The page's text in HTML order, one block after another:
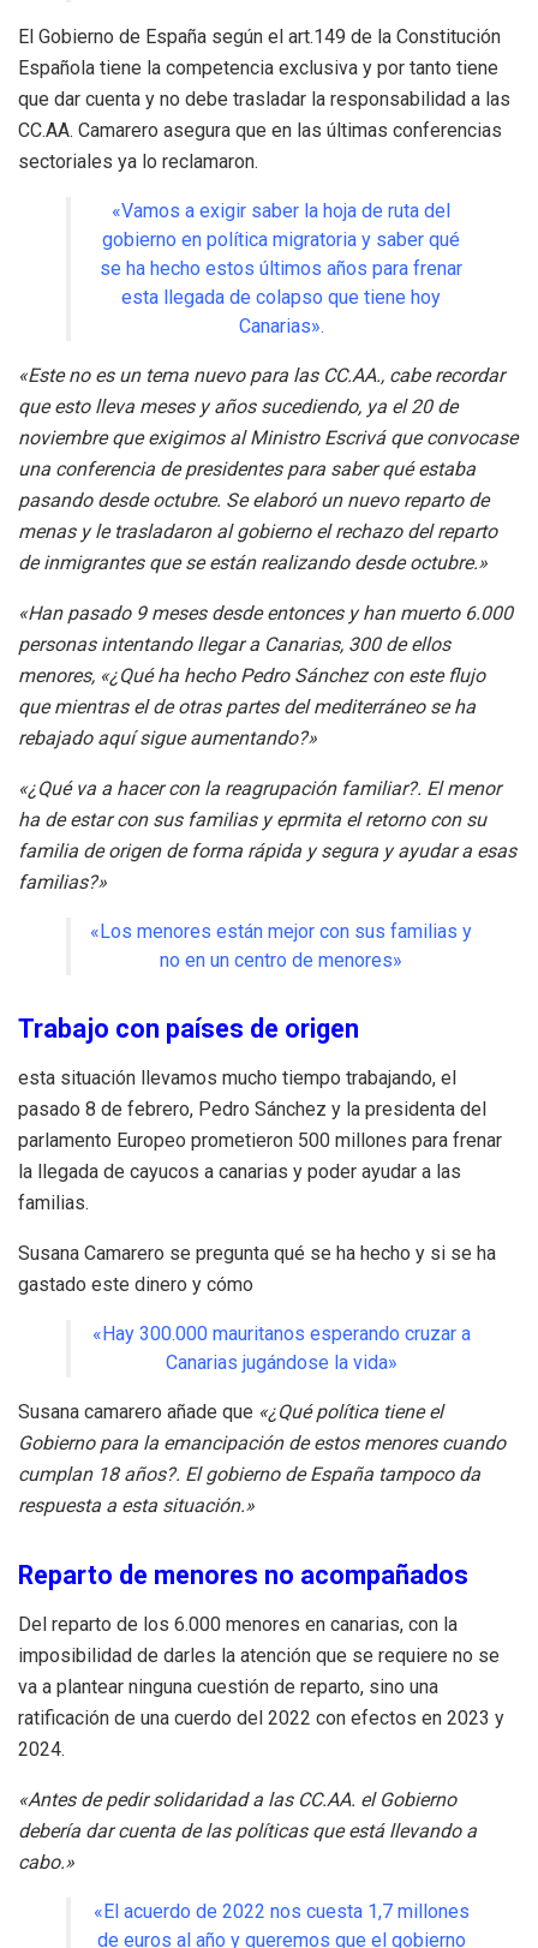
El Gobierno de España según el art.149 de la Constitución
Española tiene la competencia exclusiva y por tanto tiene
que dar cuenta y no debe trasladar la responsabilidad a las
CC.AA. Camarero asegura que en las últimas conferencias
sectoriales ya lo reclamaron.
«Vamos a exigir saber la hoja de ruta del
gobierno en política migratoria y saber qué
se ha hecho estos últimos años para frenar
esta llegada de colapso que tiene hoy
Canarias».
«Este no es un tema nuevo para las CC.AA., cabe recordar
que esto lleva meses y años sucediendo, ya el 20 de
noviembre que exigimos al Ministro Escrivá que convocase
una conferencia de presidentes para saber qué estaba
pasando desde octubre. Se elaboró un nuevo reparto de
menas y le trasladaron al gobierno el rechazo del reparto
de inmigrantes que se están realizando desde octubre.»
«Han pasado 9 meses desde entonces y han muerto 6.000
personas intentando llegar a Canarias, 300 de ellos
menores, «¿Qué ha hecho Pedro Sánchez con este flujo
que mientras el de otras partes del mediterráneo se ha
rebajado aquí sigue aumentando?»
«¿Qué va a hacer con la reagrupación familiar?. El menor
ha de estar con sus familias y eprmita el retorno con su
familia de origen de forma rápida y segura y ayudar a esas
familias?»
«Los menores están mejor con sus familias y
no en un centro de menores»
Trabajo con países de origen
esta situación llevamos mucho tiempo trabajando, el
pasado 8 de febrero, Pedro Sánchez y la presidenta del
parlamento Europeo prometieron 500 millones para frenar
la llegada de cayucos a canarias y poder ayudar a las
familias.
Susana Camarero se pregunta qué se ha hecho y si se ha
gastado este dinero y cómo
«Hay 300.000 mauritanos esperando cruzar a
Canarias jugándose la vida»
Susana camarero añade que «¿Qué política tiene el
Gobierno para la emancipación de estos menores cuando
cumplan 18 años?. El gobierno de España tampoco da
respuesta a esta situación.»
Reparto de menores no acompañados
Del reparto de los 6.000 menores en canarias, con la
imposibilidad de darles la atención que se requiere no se
va a plantear ninguna cuestión de reparto, sino una
ratificación de una cuerdo del 2022 con efectos en 2023 y
2024.
«Antes de pedir solidaridad a las CC.AA. el Gobierno
debería dar cuenta de las políticas que está llevando a
cabo.»
«El acuerdo de 2022 nos cuesta 1,7 millones
de euros al año y queremos que el gobierno